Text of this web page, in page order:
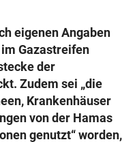
2026
eigenen Angaben
Gazastreifen
der
Zudem sei „die
Krankenhäuser
von der Hamas
genutzt“ worden,